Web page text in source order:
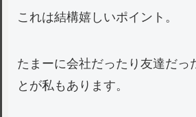
これは結構嬉しいポイント。
たまーに会社だったり友達だっ
とが私もあります。